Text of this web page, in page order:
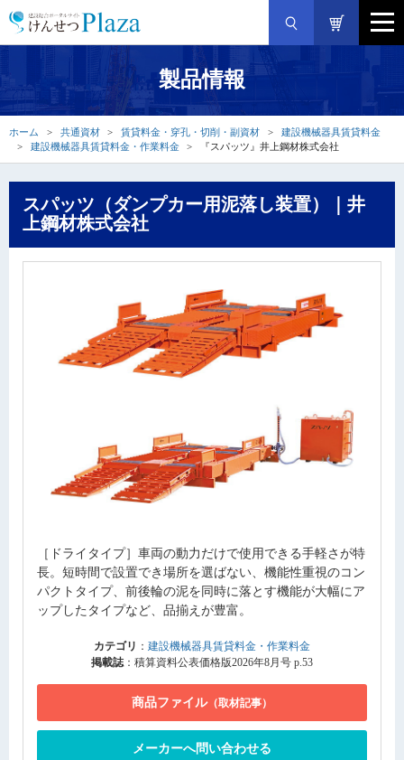
製品情報
ホーム 共通資材 賃貸料金・穿孔・切削・副資材
建設機械器具賃貸料金
建設機械器具賃貸料金・作業料金
『スパッツ』井上鋼材株式会社
スパッツ（ダンプカー用泥落し装置）｜井
上鋼材株式会社
［ドライタイプ］車両の動力だけで使用できる手軽さが特
長。短時間で設置でき場所を選ばない、機能性重視のコン
パクトタイプ、前後輪の泥を同時に落とす機能が大幅にア
ップしたタイプなど、品揃えが豊富。
カテゴリ ： 建設機械器具賃貸料金・作業料金
掲載誌：積算資料公表価格版2026年8月号 p.53
商品ファイル（取材記事）
メーカーへ問い合わせる